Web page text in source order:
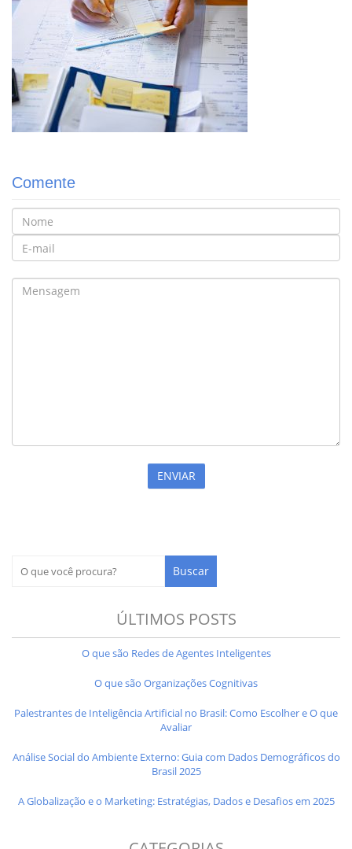
Comente
ÚLTIMOS POSTS
O que são Redes de Agentes Inteligentes
O que são Organizações Cognitivas
Palestrantes de Inteligência Artificial no Brasil: Como Escolher e O que
Avaliar
Análise Social do Ambiente Externo: Guia com Dados Demográficos do
Brasil 2025
A Globalização e o Marketing: Estratégias, Dados e Desafios em 2025